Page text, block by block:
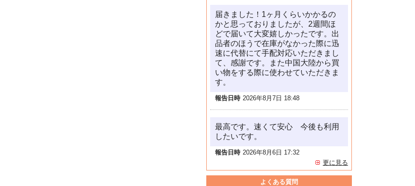
届きました！1ヶ月くらいかかるの
かと思っておりましたが、2週間ほ
どで届いて大変嬉しかったです。出
品者のほうで在庫がなかった際に迅
速に代替にて手配対応いただきまし
て、感謝です。また中国大陸から買
い物をする際に使わせていただきま
す。
報告日時 2026年8月7日 18:48
最高です。速くて安心 今後も利用
したいです。
報告日時 2026年8月6日 17:32
更に見る
よくある質問